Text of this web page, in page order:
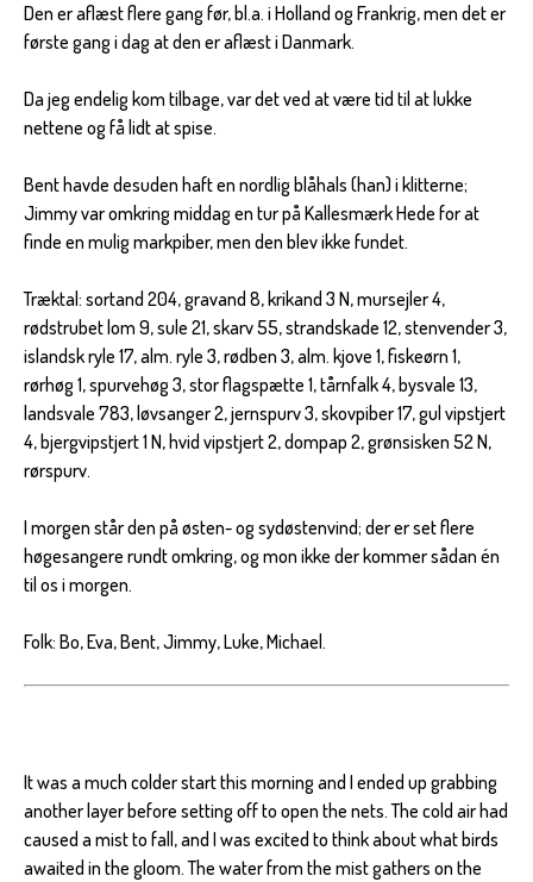
Den er aflæst flere gang før, bl.a. i Holland og Frankrig, men det er
første gang i dag at den er aflæst i Danmark.
Da jeg endelig kom tilbage, var det ved at være tid til at lukke
nettene og få lidt at spise.
Bent havde desuden haft en nordlig blåhals (han) i klitterne;
Jimmy var omkring middag en tur på Kallesmærk Hede for at
finde en mulig markpiber, men den blev ikke fundet.
Træktal: sortand 204, gravand 8, krikand 3 N, mursejler 4,
rødstrubet lom 9, sule 21, skarv 55, strandskade 12, stenvender 3,
islandsk ryle 17, alm. ryle 3, rødben 3, alm. kjove 1, fiskeørn 1,
rørhøg 1, spurvehøg 3, stor flagspætte 1, tårnfalk 4, bysvale 13,
landsvale 783, løvsanger 2, jernspurv 3, skovpiber 17, gul vipstjert
4, bjergvipstjert 1 N, hvid vipstjert 2, dompap 2, grønsisken 52 N,
rørspurv.
I morgen står den på østen- og sydøstenvind; der er set flere
høgesangere rundt omkring, og mon ikke der kommer sådan én
til os i morgen.
Folk: Bo, Eva, Bent, Jimmy, Luke, Michael.
It was a much colder start this morning and I ended up grabbing
another layer before setting off to open the nets. The cold air had
caused a mist to fall, and I was excited to think about what birds
awaited in the gloom. The water from the mist gathers on the